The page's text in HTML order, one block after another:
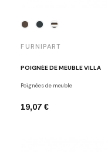
FURNIPART
POIGNÉE DE MEUBLE VILLA
Poignées de meuble
19,07 €